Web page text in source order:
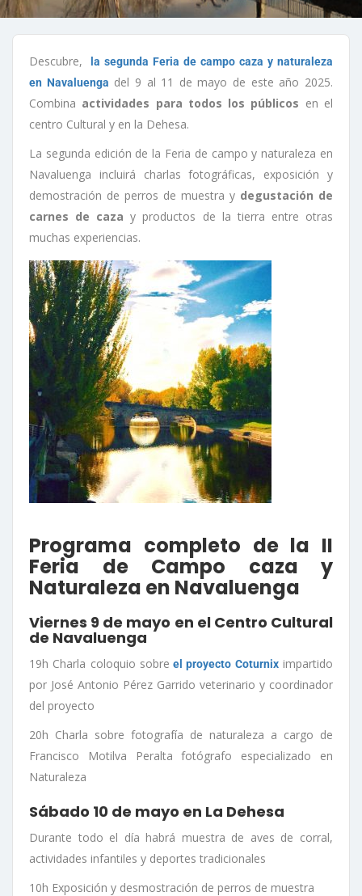
Descubre,
la segunda Feria de campo caza y naturaleza
en Navaluenga del 9 al 11 de mayo de este año 2025.
Combina actividades para todos los públicos en el
centro Cultural y en la Dehesa.
La segunda edición de la Feria de campo y naturaleza en
Navaluenga incluirá charlas fotográficas, exposición y
demostración de perros de muestra y degustación de
carnes de caza y productos de la tierra entre otras
muchas experiencias.
Programa completo de la II
Feria de Campo caza y
Naturaleza en Navaluenga
Viernes 9 de mayo en el Centro Cultural
de Navaluenga
19h Charla coloquio sobre el proyecto Coturniximpartido
por José Antonio Pérez Garrido veterinario y coordinador
del proyecto
20h Charla sobre fotografía de naturaleza a cargo de
Francisco Motilva Peralta fotógrafo especializado en
Naturaleza
Sábado 10 de mayo en La Dehesa
Durante todo el día habrá muestra de aves de corral,
actividades infantiles y deportes tradicionales
10h Exposición y desmostración de perros de muestra